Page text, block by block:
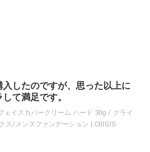
したのですが、思った以上に
て満足です。
イスカバークリーム ハード 30g / クライ
ス/メンズファンデーション | CRISIS